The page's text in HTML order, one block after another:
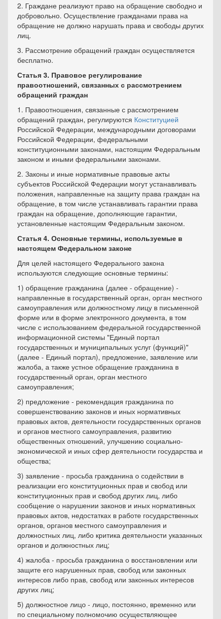
2. Граждане реализуют право на обращение свободно и
добровольно. Осуществление гражданами права на
обращение не должно нарушать права и свободы других
лиц.
3. Рассмотрение обращений граждан осуществляется
бесплатно.
Статья 3. Правовое регулирование
правоотношений, связанных с рассмотрением
обращений граждан
1. Правоотношения, связанные с рассмотрением
обращений граждан, регулируются Конституцией
Российской Федерации, международными договорами
Российской Федерации, федеральными
конституционными законами, настоящим Федеральным
законом и иными федеральными законами.
2. Законы и иные нормативные правовые акты
субъектов Российской Федерации могут устанавливать
положения, направленные на защиту права граждан на
обращение, в том числе устанавливать гарантии права
граждан на обращение, дополняющие гарантии,
установленные настоящим Федеральным законом.
Статья 4. Основные термины, используемые в
настоящем Федеральном законе
Для целей настоящего Федерального закона
используются следующие основные термины:
1) обращение гражданина (далее - обращение) -
направленные в государственный орган, орган местного
самоуправления или должностному лицу в письменной
форме или в форме электронного документа, в том
числе с использованием федеральной государственной
информационной системы "Единый портал
государственных и муниципальных услуг (функций)"
(далее - Единый портал), предложение, заявление или
жалоба, а также устное обращение гражданина в
государственный орган, орган местного
самоуправления;
2) предложение - рекомендация гражданина по
совершенствованию законов и иных нормативных
правовых актов, деятельности государственных органов
и органов местного самоуправления, развитию
общественных отношений, улучшению социально-
экономической и иных сфер деятельности государства и
общества;
3) заявление - просьба гражданина о содействии в
реализации его конституционных прав и свобод или
конституционных прав и свобод других лиц, либо
сообщение о нарушении законов и иных нормативных
правовых актов, недостатках в работе государственных
органов, органов местного самоуправления и
должностных лиц, либо критика деятельности указанных
органов и должностных лиц;
4) жалоба - просьба гражданина о восстановлении или
защите его нарушенных прав, свобод или законных
интересов либо прав, свобод или законных интересов
других лиц;
5) должностное лицо - лицо, постоянно, временно или
по специальному полномочию осуществляющее